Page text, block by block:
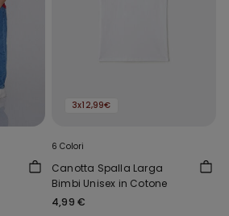
3x12,99€
6 Colori
Canotta Spalla Larga
Bimbi Unisex in Cotone
4,99 €